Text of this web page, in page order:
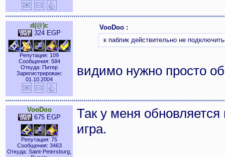
d(@)c
324 EGP
Репутация: 109
Сообщения: 584
Откуда: Питер
Зарегистрирован:
01.10.2004
VooDoo :
к паблик действительно не
видимо нужно просто
VooDoo
675 EGP
Репутация: 75
Сообщения: 3463
Откуда: Saint-Petersburg,
Так у меня
игра.